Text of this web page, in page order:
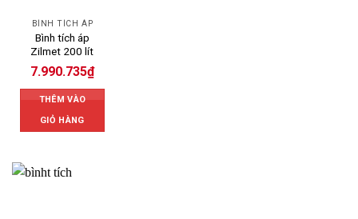
BÌNH TÍCH ÁP
Bình tích áp
Zilmet 200 lít
7.990.735₫
THÊM VÀO
GIỎ HÀNG